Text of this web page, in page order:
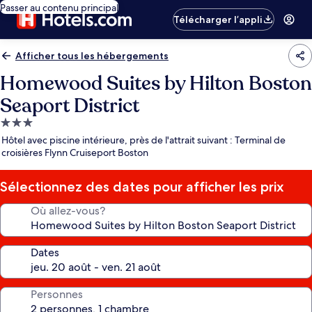
Passer au contenu principal
Télécharger l’appli
Afficher tous les hébergements
Homewood Suites by Hilton Boston
Seaport District
Hébergement
3.0 étoiles
Hôtel avec piscine intérieure, près de l'attrait suivant : Terminal de
croisières Flynn Cruiseport Boston
Sélectionnez des dates pour afficher les prix
Où allez-vous?
Dates
Personnes